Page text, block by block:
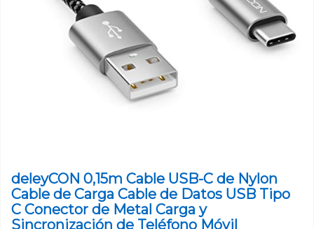
deleyCON 0,15m Cable USB-C de Nylon
Cable de Carga Cable de Datos USB Tipo
C Conector de Metal Carga y
Sincronización de Teléfono Móvil